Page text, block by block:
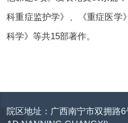
科重症监护学》、《重症医学
科学》等共15部著作。
院区地址：广西南宁市双拥路